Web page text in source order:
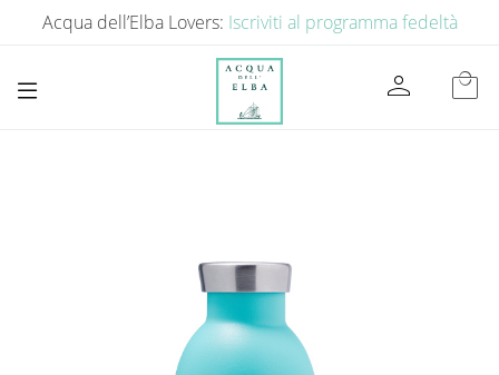
Acqua dell’Elba Lovers: Iscriviti al programma fedeltà
person local_mall